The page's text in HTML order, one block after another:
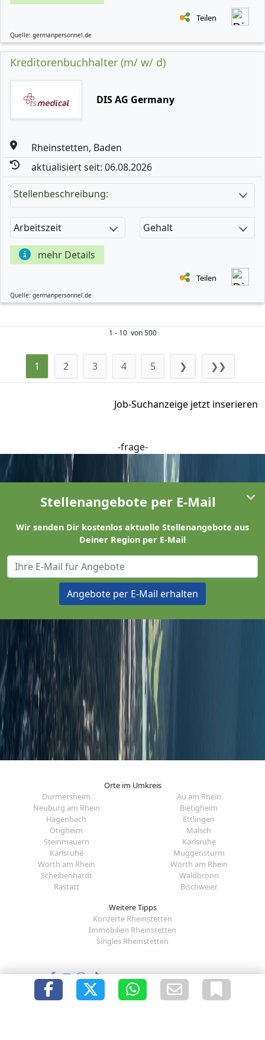
Teilen
Quelle: germanpersonnel.de
Kreditorenbuchhalter (m/ w/ d)
DIS AG Germany
Rheinstetten, Baden
aktualisiert seit: 06.08.2026
Stellenbeschreibung:
Arbeitszeit Gehalt
mehr Details
Teilen
Quelle: germanpersonnel.de
1 - 10 von 500
1 2 3 4 5 ❯ ❯❯
Job-Suchanzeige jetzt inserieren
-frage-
Stellenangebote per E-Mail
Wir senden Dir kostenlos aktuelle Stellenangebote aus
Deiner Region per E-Mail
Angebote per E-Mail erhalten
Orte im Umkreis
Durmersheim
Au am Rhein
Neuburg am Rhein
Bietigheim
Hagenbach
Ettlingen
Ötigheim
Malsch
Steinmauern
Karlsruhe
Karlsruhe
Muggensturm
Wörth am Rhein
Wörth am Rhein
Scheibenhardt
Waldbronn
Rastatt
Bischweier
Weitere Tipps
Konzerte Rheinstetten
Immobilien Rheinstetten
Singles Rheinstetten
Folge uns auf: